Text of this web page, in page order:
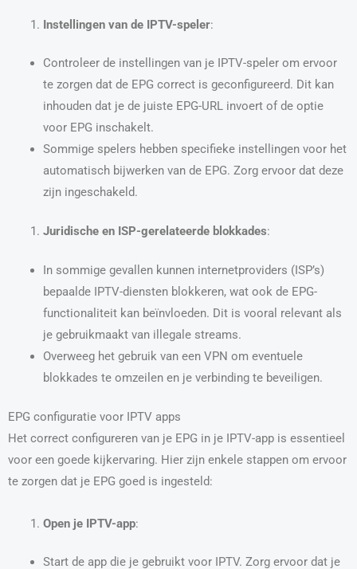
Instellingen van de IPTV-speler:
Controleer de instellingen van je IPTV-speler om ervoor
te zorgen dat de EPG correct is geconfigureerd. Dit kan
inhouden dat je de juiste EPG-URL invoert of de optie
voor EPG inschakelt.
Sommige spelers hebben specifieke instellingen voor het
automatisch bijwerken van de EPG. Zorg ervoor dat deze
zijn ingeschakeld.
Juridische en ISP-gerelateerde blokkades:
In sommige gevallen kunnen internetproviders (ISP’s)
bepaalde IPTV-diensten blokkeren, wat ook de EPG-
functionaliteit kan beïnvloeden. Dit is vooral relevant als
je gebruikmaakt van illegale streams.
Overweeg het gebruik van een VPN om eventuele
blokkades te omzeilen en je verbinding te beveiligen.
EPG configuratie voor IPTV apps
Het correct configureren van je EPG in je IPTV-app is essentieel
voor een goede kijkervaring. Hier zijn enkele stappen om ervoor
te zorgen dat je EPG goed is ingesteld:
Open je IPTV-app:
Start de app die je gebruikt voor IPTV. Zorg ervoor dat je